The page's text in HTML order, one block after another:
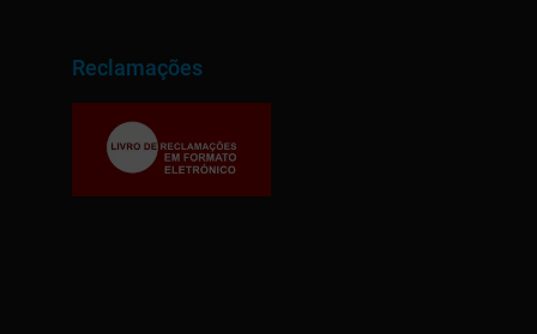
Reclamações